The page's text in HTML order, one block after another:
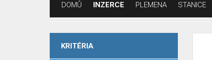
DOMŮ INZERCE PLEMENA STANICE
KRITÉRIA